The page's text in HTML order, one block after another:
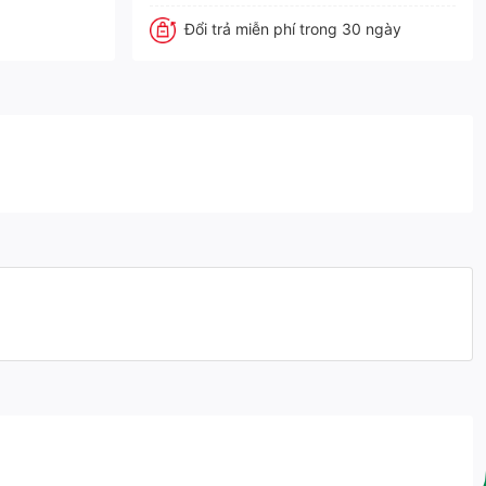
Đổi trả miễn phí trong 30 ngày